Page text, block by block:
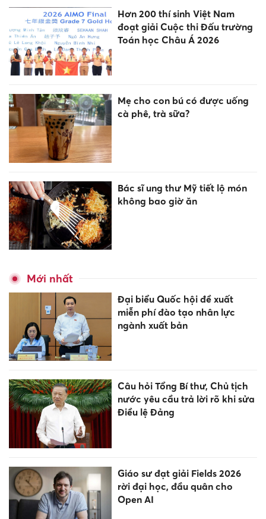
Hơn 200 thí sinh Việt Nam
đoạt giải Cuộc thi Đấu trường
Toán học Châu Á 2026
Mẹ cho con bú có được uống
cà phê, trà sữa?
Bác sĩ ung thư Mỹ tiết lộ món
không bao giờ ăn
Mới nhất
Đại biểu Quốc hội đề xuất
miễn phí đào tạo nhân lực
ngành xuất bản
Câu hỏi Tổng Bí thư, Chủ tịch
nước yêu cầu trả lời rõ khi sửa
Điều lệ Đảng
Giáo sư đạt giải Fields 2026
rời đại học, đầu quân cho
Open AI